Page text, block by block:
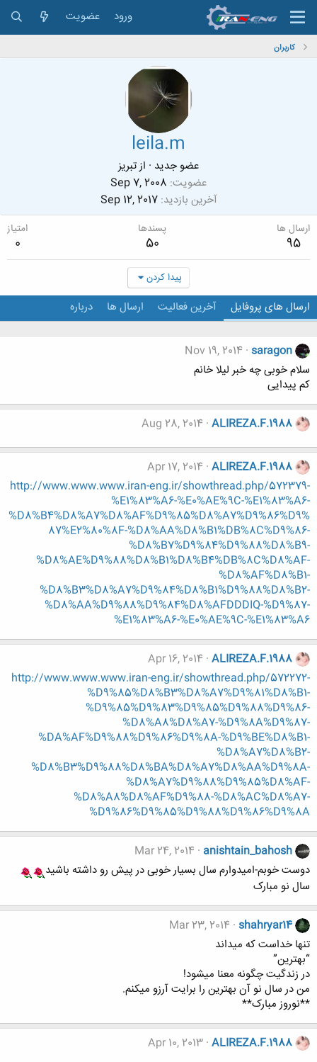
ورود عضویت
کاربران
leila.m
عضو جدید · ازتبریز
عضویت Sep 7, 2008
آخرین بازدید Sep 12, 2017
ارسال ها
95
پسندها
50
امتیاز
0
پیدا کردن
ارسال های پروفایل آخرین فعالیت ارسال ها درباره
saragon
Nov 19, 2014
سلام خوبی چه خبر لیلا خانم
کم پیدایی
ALIREZA.F.1988
Aug 28, 2014
ALIREZA.F.1988
Apr 17, 2014
http://www.www.www.iran-eng.ir/showthread.php/572379-
%E1%83%A6-%E0%AE%9C-%E1%83%A6-
%D8%B4%D8%A7%D8%AF%D9%85%D8%A7%D9%86%D9%
87%E2%80%8F-%D8%AA%D8%B1%DB%8C%D9%86-
%D8%B7%D9%84%D9%88%D8%B9-
%D8%AE%D9%88%D8%B1%D8%B4%DB%8C%D8%AF-
%D8%AF%D8%B1-
%D8%B3%D8%A7%D9%84%D8%B1%D9%88%D8%B2-
%D8%AA%D9%88%D9%84%D8%AFDDDIQ-%D9%87-
%E1%83%A6-%E0%AE%9C-%E1%83%A6
ALIREZA.F.1988
Apr 16, 2014
http://www.www.www.iran-eng.ir/showthread.php/572272-
%D9%85%D8%B3%D8%A7%D9%81%D8%B1-
%D9%85%D9%83%D9%85%D9%88%D9%86-
%D8%A8%D8%A7-%D9%8A%D9%87-
%DA%AF%D9%88%D9%86%D9%8A-%D9%BE%D8%B1-
%D8%A7%D8%B2-
%D8%B3%D9%88%D8%BA%D8%A7%D8%AA%D9%8A-
%D8%A7%D9%88%D9%85%D8%AF-
%D8%A8%D8%AF%D9%88-%D8%AC%D8%A7-
%D9%86%D9%85%D9%88%D9%86%D9%8A
anishtain_bahosh
Mar 24, 2014
دوست خوبم-امیدوارم سال بسیار خوبی در پیش رو داشته باشید
سال نو مبارک
shahryar14
Mar 23, 2014
تنها خداست که میداند
“بهترین”
در زندگیت چگونه معنا میشود!
من در سال نو آن بهترین را برایت آرزو میکنم.
**نوروز مبارک**
ALIREZA.F.1988
Apr 10, 2013